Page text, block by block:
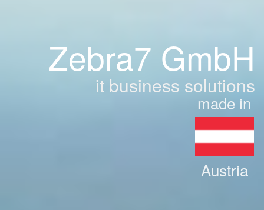
Zebra7 GmbH
it business solutions
made in
Austria